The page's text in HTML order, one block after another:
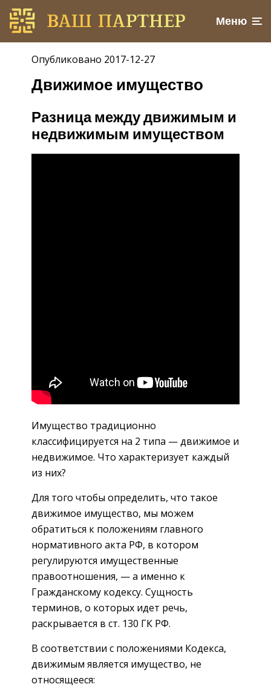
Меню
Опубликовано 2017-12-27
Движимое имущество
Разница между движимым и
недвижимым имуществом
Имущество традиционно
классифицируется на 2 типа — движимое и
недвижимое. Что характеризует каждый
из них?
Для того чтобы определить, что такое
движимое имущество, мы можем
обратиться к положениям главного
нормативного акта РФ, в котором
регулируются имущественные
правоотношения, — а именно к
Гражданскому кодексу. Сущность
терминов, о которых идет речь,
раскрывается в ст. 130 ГК РФ.
В соответствии с положениями Кодекса,
движимым является имущество, не
относящееся: